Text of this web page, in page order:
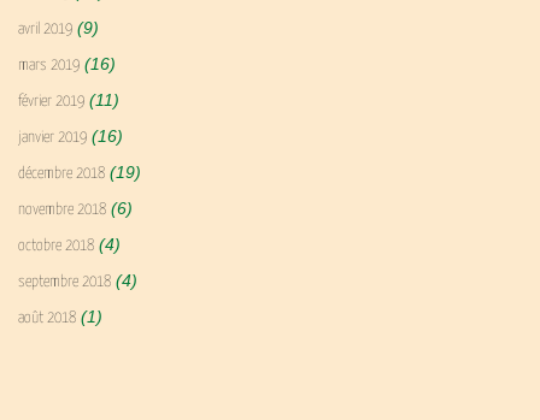
avril 2019 (9)
mars 2019 (16)
février 2019 (11)
janvier 2019 (16)
décembre 2018 (19)
novembre 2018 (6)
octobre 2018 (4)
septembre 2018 (4)
août 2018 (1)